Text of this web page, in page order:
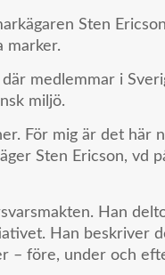
Sten
marker.
medlemmar i
miljö.
För mig är det här
Sten Ericson, vd
Han
Han beskriver
– före, under och